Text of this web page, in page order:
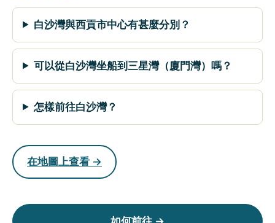
白沙灣與西貢市中心有甚麼分別？
可以從白沙灣坐船到三星灣（廈門灣）嗎？
怎樣前往白沙灣？
在地圖上查看 →